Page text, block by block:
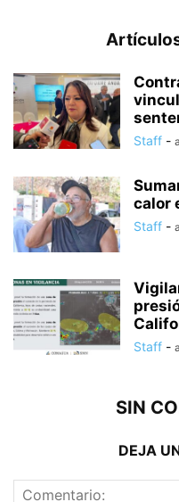
Staff -
calor
Staff -
Staff -
SIN
DEJA